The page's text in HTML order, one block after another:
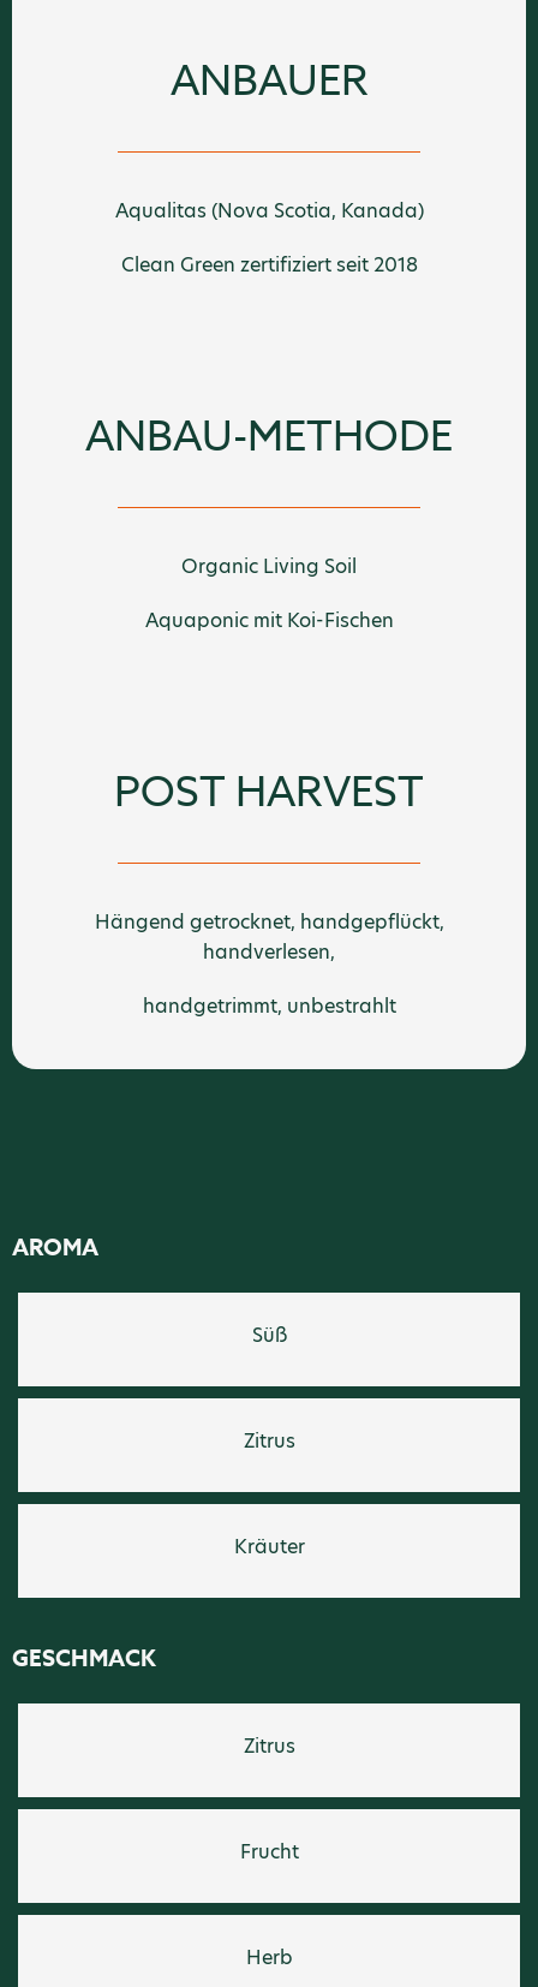
ANBAUER
Aqualitas (Nova Scotia, Kanada)
Clean Green zertifiziert seit 2018
ANBAU-METHODE
Organic Living Soil
Aquaponic mit Koi-Fischen
POST HARVEST
Hängend getrocknet, handgepflückt,
handverlesen,
handgetrimmt, unbestrahlt
AROMA
Süß
Zitrus
Kräuter
GESCHMACK
Zitrus
Frucht
Herb